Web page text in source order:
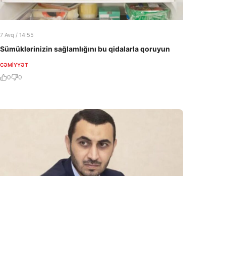
7 Avq / 14:55
Sümüklərinizin sağlamlığını bu qidalarla qoruyun
CƏMIYYƏT
0 0